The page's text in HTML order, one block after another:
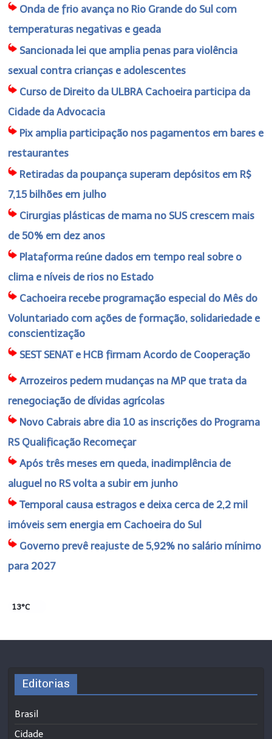
Onda de frio avança no Rio Grande do Sul com
temperaturas negativas e geada
Sancionada lei que amplia penas para violência
sexual contra crianças e adolescentes
Curso de Direito da ULBRA Cachoeira participa da
Cidade da Advocacia
Pix amplia participação nos pagamentos em bares e
restaurantes
Retiradas da poupança superam depósitos em R$
7,15 bilhões em julho
Cirurgias plásticas de mama no SUS crescem mais
de 50% em dez anos
Plataforma reúne dados em tempo real sobre o
clima e níveis de rios no Estado
Cachoeira recebe programação especial do Mês do
Voluntariado com ações de formação, solidariedade e
conscientização
SEST SENAT e HCB firmam Acordo de Cooperação
Arrozeiros pedem mudanças na MP que trata da
renegociação de dívidas agrícolas
Novo Cabrais abre dia 10 as inscrições do Programa
RS Qualificação Recomeçar
Após três meses em queda, inadimplência de
aluguel no RS volta a subir em junho
Temporal causa estragos e deixa cerca de 2,2 mil
imóveis sem energia em Cachoeira do Sul
Governo prevê reajuste de 5,92% no salário mínimo
para 2027
13°C
Editorias
Brasil
Cidade